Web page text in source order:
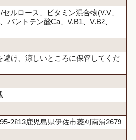
ルロース、ビタミン混合物(V.V、
パントテン酸Ca、V.B1、V.B2、
避け、涼しいところに保管してくだ
2813鹿児島県伊佐市菱刈南浦2679